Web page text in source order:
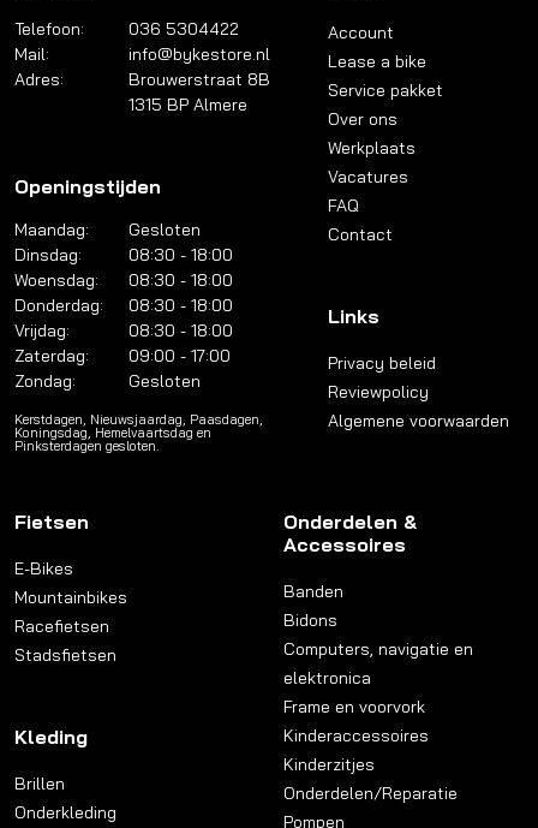
Telefoon:
036 5304422
Mail:
info@bykestore.nl
Adres:
Brouwerstraat 8B
1315 BP Almere
Openingstijden
Maandag:
Gesloten
Dinsdag:
08:30 - 18:00
Woensdag:
08:30 - 18:00
Donderdag:
08:30 - 18:00
Vrijdag:
08:30 - 18:00
Zaterdag:
09:00 - 17:00
Zondag:
Gesloten
Kerstdagen, Nieuwsjaardag, Paasdagen,
Koningsdag, Hemelvaartsdag en
Pinksterdagen gesloten.
Account
Lease a bike
Service pakket
Over ons
Werkplaats
Vacatures
FAQ
Contact
Links
Privacy beleid
Reviewpolicy
Algemene voorwaarden
Fietsen
E-Bikes
Mountainbikes
Racefietsen
Stadsfietsen
Kleding
Brillen
Onderkleding
Onderdelen &
Accessoires
Banden
Bidons
Computers, navigatie en
elektronica
Frame en voorvork
Kinderaccessoires
Kinderzitjes
Onderdelen/Reparatie
Pompen